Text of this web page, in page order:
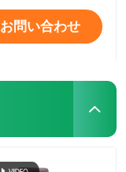
お問い合わせ